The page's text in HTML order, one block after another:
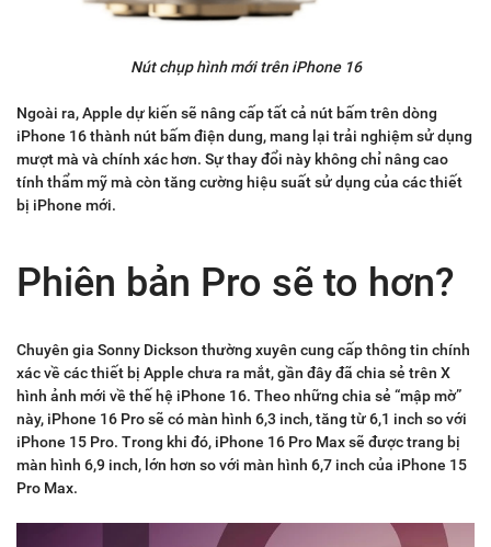
Nút chụp hình mới trên iPhone 16
Ngoài ra, Apple dự kiến sẽ nâng cấp tất cả nút bấm trên dòng
iPhone 16 thành nút bấm điện dung, mang lại trải nghiệm sử dụng
mượt mà và chính xác hơn. Sự thay đổi này không chỉ nâng cao
tính thẩm mỹ mà còn tăng cường hiệu suất sử dụng của các thiết
bị iPhone mới.
Phiên bản Pro sẽ to hơn?
Chuyên gia Sonny Dickson thường xuyên cung cấp thông tin chính
xác về các thiết bị Apple chưa ra mắt, gần đây đã chia sẻ trên X
hình ảnh mới về thế hệ iPhone 16. Theo những chia sẻ “mập mờ”
này, iPhone 16 Pro sẽ có màn hình 6,3 inch, tăng từ 6,1 inch so với
iPhone 15 Pro. Trong khi đó, iPhone 16 Pro Max sẽ được trang bị
màn hình 6,9 inch, lớn hơn so với màn hình 6,7 inch của iPhone 15
Pro Max.